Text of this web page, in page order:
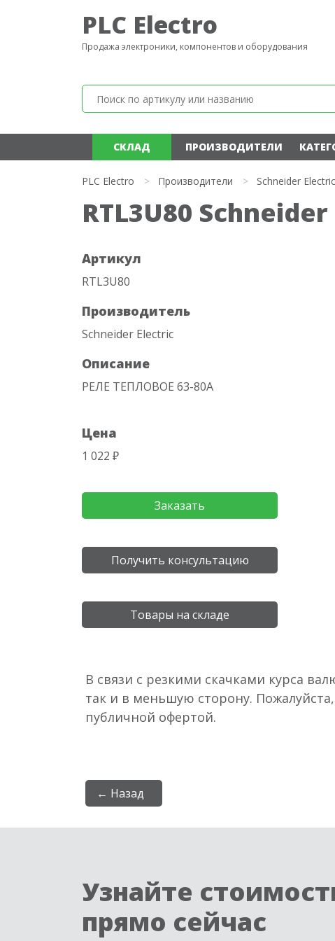
PLC Electro
Продажа электроники, компонентов и оборудования
СКЛАД ПРОИЗВОДИТЕЛИ
PLC Electro > Производители > Schneider Electric
RTL3U80
Артикул
RTL3U80
Производитель
Schneider Electric
Описание
РЕЛЕ ТЕПЛОВОЕ 63-80A
Цена
1 022 ₽
Заказать
Получить консультацию
Товары на складе
В связи с резкими скачками курса
так и в меньшую сторону.
публичной офертой.
← Назад
Узнайте
прямо сейчас